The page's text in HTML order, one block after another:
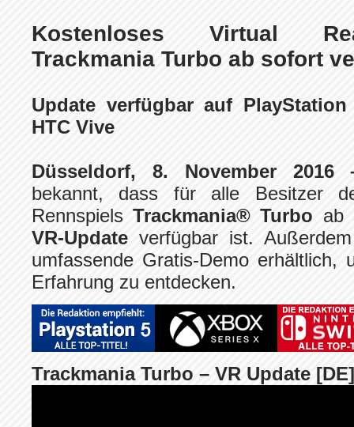
Kostenloses Virtual
Trackmania Turbo ab sofort
Update verfügbar auf
HTC Vive
Düsseldorf, 8. November 2016
bekannt, dass für alle Besitzer
RennspielsTrackmania® Turbo ab
VR-Update verfügbar ist.
umfassende Gratis-Demo
Erfahrung zu entdecken.
Trackmania Turbo – VR Update